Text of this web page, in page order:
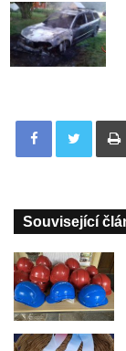
Související